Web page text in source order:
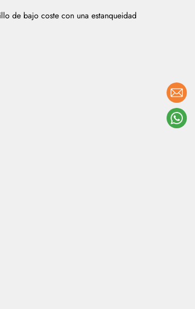
de bajo coste con una estanqueidad